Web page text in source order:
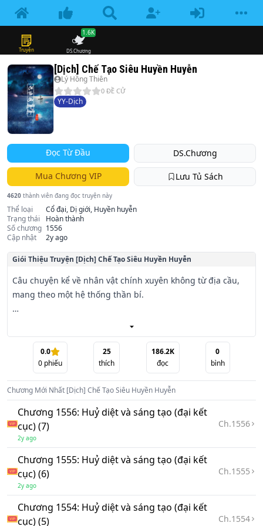
Truyện DS.Chương
1.6K
[Dịch] Chế Tạo Siêu Huyền Huyễn
Lý Hồng Thiên
0 ĐỀ CỬ
YY-Dịch
Đọc Từ Đầu DS.Chương
Mua Chương VIP Lưu Tủ Sách
4620 thành viên đang đọc truyện này
Thể loại
Cổ đại, Dị giới, Huyền huyễn
Trạng thái
Hoàn thành
Số chương 1556
Cập nhật
2y ago
Giói Thiệu Truyện [Dịch] Chế Tạo Siêu Huyền Huyễn
Câu chuyện kể về nhân vật chính xuyên không từ địa cầu,
mang theo một hệ thống thần bí.
Nhiệm vụ của hắn là giúp cho thế giới thăng cấp.
Từ một thế giới đê võ trở thành Cao võ, Tiên võ, Huyền
huyễn…
Từ đây, bao nhiêu ân oán tình cừu đươc mở ra.
Ở đây độc giả sẽ bắt gặp những kiêu hùng trong loạn thế,
những hào kiệt đệ nhất đương thời, quát tháo phong vân,
tranh giành thiên hạ.
Người đọc cũng sẽ thấy được những vị tu hành giả đầu
tiên, với những bước chân chập chững, phải vất vả gian
nan như thế nào để có thể đột phá tu vi, khi phía trước
chưa hề có dấu chân của bậc tiền bối.
0.0
0 phiếu
25
thích
186.2K
đọc
0
bình
Chương Mới Nhất [Dịch] Chế Tạo Siêu Huyền Huyễn
Chương 1556: Huỷ diệt và sáng tạo (đại kết
cục) (7)
2y ago
Ch.1556
Chương 1555: Huỷ diệt và sáng tạo (đại kết
cục) (6)
2y ago
Ch.1555
Chương 1554: Huỷ diệt và sáng tạo (đại kết
cục) (5)
Ch.1554